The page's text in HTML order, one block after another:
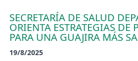
SECRETARÍA DE SALUD
ORIENTA ESTRATEGIAS DE
PARA UNA GUAJIRA MÁS
19/8/2025